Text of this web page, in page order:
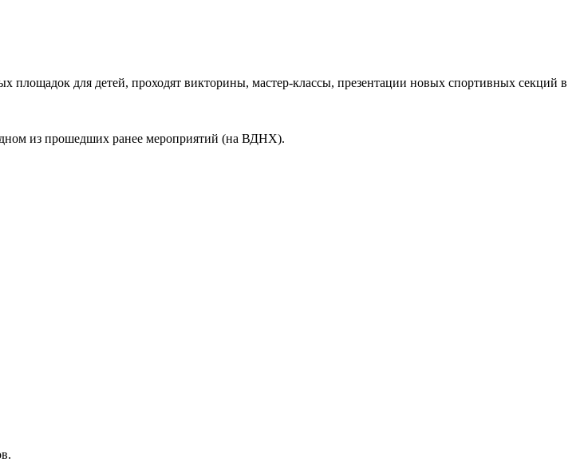
для детей, проходят викторины, мастер-классы, презентации новых спортивных секций в
из прошедших ранее мероприятий (на ВДНХ).